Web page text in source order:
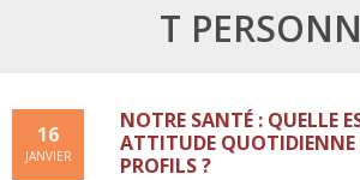
- Adapter sa posture managériale
- Process Vente
T
NOTRE SANTÉ : QUELLE
ATTITUDE QUOTIDIENNE
PROFILS ?
16
JANVIER